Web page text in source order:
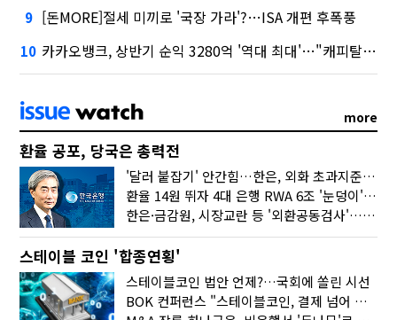
9 [돈MORE]절세 미끼로 '국장 가라'?…ISA 개편 후폭풍
10 카카오뱅크, 상반기 순익 3280억 '역대 최대'…"캐피탈, 자산 1조원 이상"
more
환율 공포, 당국은 총력전
'달러 붙잡기' 안간힘…한은, 외화 초과지준에 이자 6개월 더
환율 14원 뛰자 4대 은행 RWA 6조 '눈덩이'…2배 뛴 2분기는?
한은·금감원, 시장교란 등 '외환공동검사'…환율 급등 전방위 대응
스테이블 코인 '합종연횡'
스테이블코인 법안 언제?…국회에 쏠린 시선
BOK 컨퍼런스 "스테이블코인, 결제 넘어 보험 대출 등 금융 연결 도구"